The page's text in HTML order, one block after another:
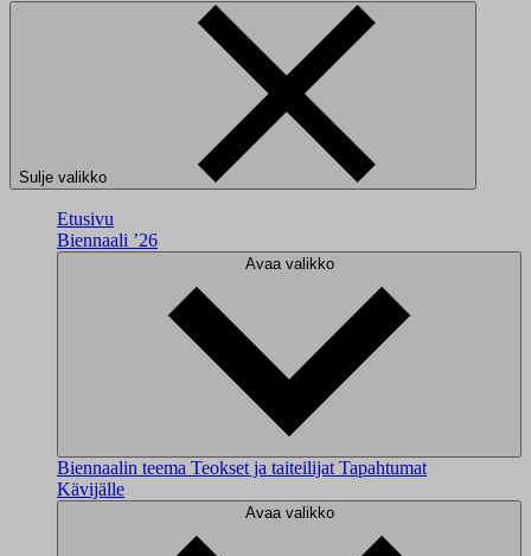
Sulje valikko
Etusivu
Biennaali ’26
Avaa valikko
Biennaalin teema Teokset ja taiteilijat Tapahtumat
Kävijälle
Avaa valikko